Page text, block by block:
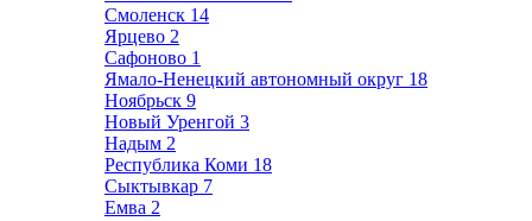
Смоленск 14
Ярцево 2
Сафоново 1
Ямало-Ненецкий автономный округ 18
Ноябрьск 9
Новый Уренгой 3
Надым 2
Республика Коми 18
Сыктывкар 7
Емва 2